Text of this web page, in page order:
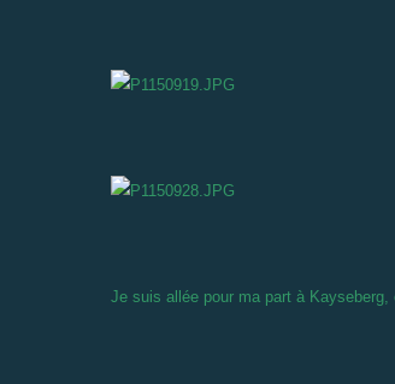
Je suis allée pour ma part à Kayseberg,